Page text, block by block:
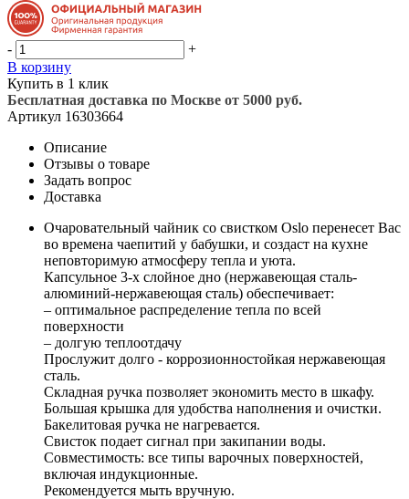
-
+
В корзину
Купить в 1 клик
Бесплатная доставка по Москве от 5000 руб.
Артикул 16303664
Описание
Отзывы о товаре
Задать вопрос
Доставка
Очаровательный чайник со свистком Oslo перенесет Вас
во времена чаепитий у бабушки, и создаст на кухне
неповторимую атмосферу тепла и уюта.
Капсульное 3-х слойное дно (нержавеющая сталь-
алюминий-нержавеющая сталь) обеспечивает:
– оптимальное распределение тепла по всей
поверхности
– долгую теплоотдачу
Прослужит долго - коррозионностойкая нержавеющая
сталь.
Складная ручка позволяет экономить место в шкафу.
Большая крышка для удобства наполнения и очистки.
Бакелитовая ручка не нагревается.
Свисток подает сигнал при закипании воды.
Совместимость: все типы варочных поверхностей,
включая индукционные.
Рекомендуется мыть вручную.